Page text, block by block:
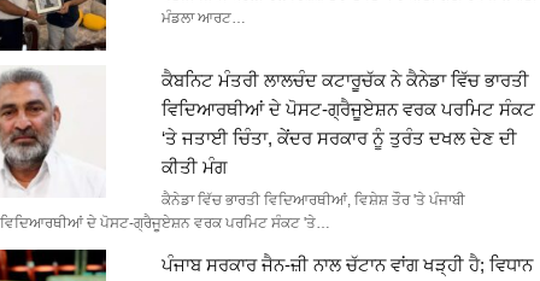
ਮੰਡਲਾ ਆਰਟ…
ਕੈਬਨਿਟ ਮੰਤਰੀ ਲਾਲਚੰਦ ਕਟਾਰੂਚੱਕ ਨੇ ਕੈਨੇਡਾ ਵਿੱਚ ਭਾਰਤੀ
ਵਿਦਿਆਰਥੀਆਂ ਦੇ ਪੋਸਟ-ਗ੍ਰੈਜੂਏਸ਼ਨ ਵਰਕ ਪਰਮਿਟ ਸੰਕਟ
‘ਤੇ ਜਤਾਈ ਚਿੰਤਾ, ਕੇਂਦਰ ਸਰਕਾਰ ਨੂੰ ਤੁਰੰਤ ਦਖਲ ਦੇਣ ਦੀ
ਕੀਤੀ ਮੰਗ
ਕੈਨੇਡਾ ਵਿੱਚ ਭਾਰਤੀ ਵਿਦਿਆਰਥੀਆਂ, ਵਿਸ਼ੇਸ਼ ਤੌਰ 'ਤੇ ਪੰਜਾਬੀ
ਵਿਦਿਆਰਥੀਆਂ ਦੇ ਪੋਸਟ-ਗ੍ਰੈਜੂਏਸ਼ਨ ਵਰਕ ਪਰਮਿਟ ਸੰਕਟ 'ਤੇ…
ਪੰਜਾਬ ਸਰਕਾਰ ਜੈਨ-ਜ਼ੀ ਨਾਲ ਚੱਟਾਨ ਵਾਂਗ ਖੜ੍ਹੀ ਹੈ; ਵਿਧਾਨ